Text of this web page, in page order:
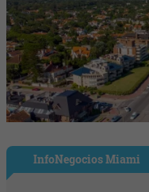
InfoNegocios Miami